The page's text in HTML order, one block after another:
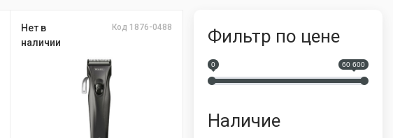
Нет в
наличии
Код 1876-0488 Фильтр по цене
0 60 600
Наличие